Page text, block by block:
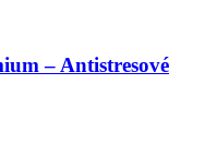
– Antistresové